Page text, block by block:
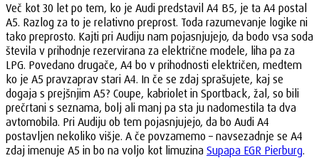
Več kot 30 let po tem, ko je Audi predstavil A4 B5, je ta A4 postal
A5. Razlog za to je relativno preprost. Toda razumevanje logike ni
tako preprosto. Kajti pri Audiju nam pojasnjujejo, da bodo vsa soda
števila v prihodnje rezervirana za električne modele, liha pa za
LPG. Povedano drugače, A4 bo v prihodnosti električen, medtem
ko je A5 pravzaprav stari A4. In če se zdaj sprašujete, kaj se
dogaja s prejšnjim A5? Coupe, kabriolet in Sportback, žal, so bili
prečrtani s seznama, bolj ali manj pa sta ju nadomestila ta dva
avtomobila. Pri Audiju ob tem pojasnjujejo, da bo Audi A4
postavljen nekoliko višje. A če povzamemo – navsezadnje se A4
zdaj imenuje A5 in bo na voljo kot limuzina Supapa EGR Pierburg.